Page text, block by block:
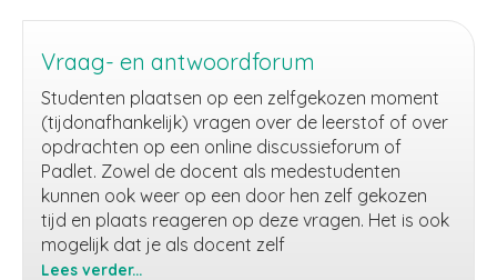
Vraag- en antwoordforum
Studenten plaatsen op een zelfgekozen moment
(tijdonafhankelijk) vragen over de leerstof of over
opdrachten op een online discussieforum of
Padlet. Zowel de docent als medestudenten
kunnen ook weer op een door hen zelf gekozen
tijd en plaats reageren op deze vragen. Het is ook
mogelijk dat je als docent zelf
Lees verder...